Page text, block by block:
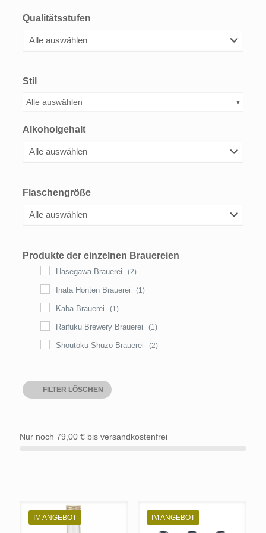
Qualitätsstufen
Stil
Alle auswählen
Alkoholgehalt
Flaschengröße
Produkte der einzelnen Brauereien
Hasegawa Brauerei (2)
Inata Honten Brauerei (1)
Kaba Brauerei (1)
Raifuku Brewery Brauerei (1)
Shoutoku Shuzo Brauerei (2)
FILTER LÖSCHEN
Nur noch 79,00 € bis versandkostenfrei
IM ANGEBOT IM ANGEBOT